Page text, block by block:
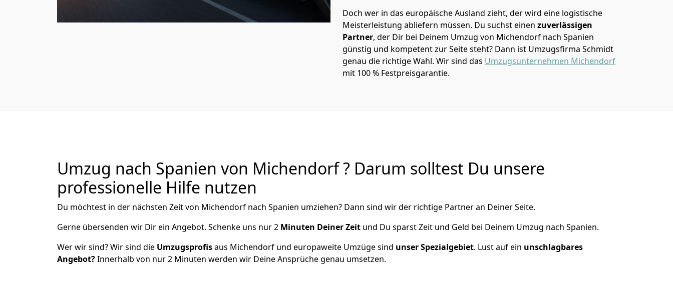
Doch wer in das europäische Ausland zieht, der wird eine logistische
Meisterleistung abliefern müssen. Du suchst einen zuverlässigen
Partner, der Dir bei Deinem Umzug von Michendorf nach Spanien
günstig und kompetent zur Seite steht? Dann ist Umzugsfirma Schmidt
genau die richtige Wahl. Wir sind das Umzugsunternehmen Michendorf
mit 100 % Festpreisgarantie.
Umzug nach Spanien von Michendorf ? Darum solltest Du unsere
professionelle Hilfe nutzen
Du möchtest in der nächsten Zeit von Michendorf nach Spanien umziehen? Dann sind wir der richtige Partner an Deiner Seite.
Gerne übersenden wir Dir ein Angebot. Schenke uns nur2 Minuten Deiner Zeit und Du sparst Zeit und Geld bei Deinem Umzug nach Spanien.
Wer wir sind? Wir sind die Umzugsprofisaus Michendorf und europaweite Umzüge sind unser Spezialgebiet. Lust auf ein unschlagbares
Angebot?Innerhalb von nur2 Minuten werden wir Deine Ansprüche genau umsetzen.